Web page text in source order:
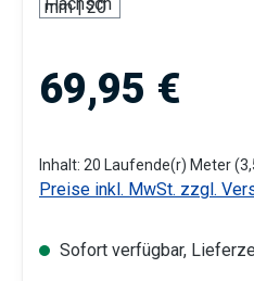
Regulärer Preis:
69,95 €
Inhalt: 20 Laufende(r) Meter
Preise inkl. MwSt. zzgl.
Sofort verfügbar,